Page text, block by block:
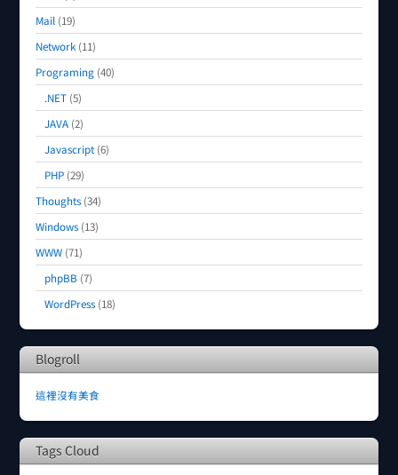
Mail (19)
Network (11)
Programing (40)
.NET (5)
JAVA (2)
Javascript (6)
PHP (29)
Thoughts (34)
Windows (13)
WWW (71)
phpBB (7)
WordPress (18)
Blogroll
這裡沒有美食
Tags Cloud